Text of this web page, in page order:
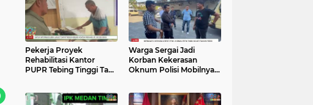
Pekerja Proyek
Rehabilitasi Kantor
PUPR Tebing Tinggi Tak
Warga Sergai Jadi
Korban Kekerasan
Oknum Polisi Mobilnya